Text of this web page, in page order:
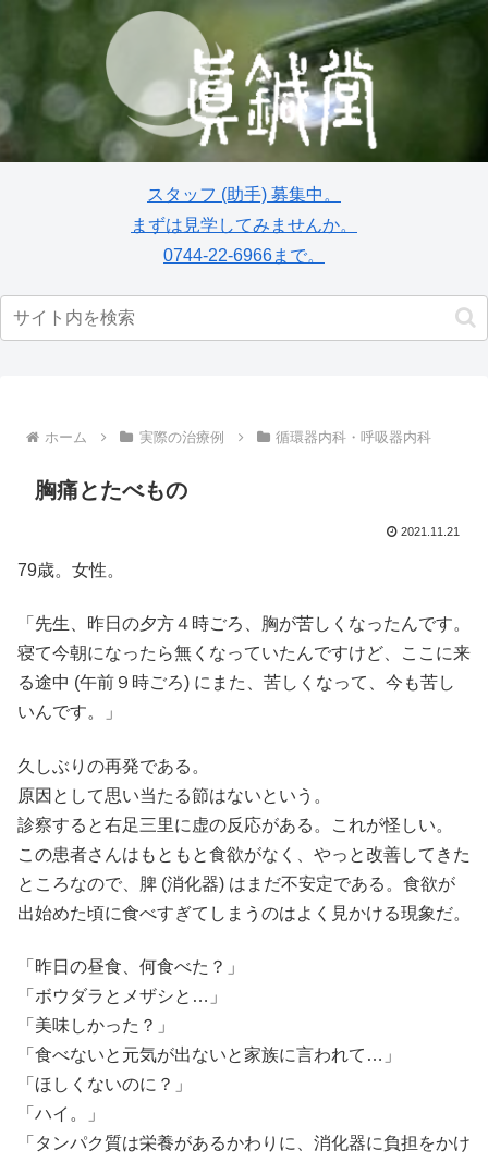
スタッフ (助手) 募集中。
まずは見学してみませんか。
0744-22-6966まで。
ホーム 実際の治療例 循環器内科・呼吸器内科
胸痛とたべもの
2021.11.21
79歳。女性。
「先生、昨日の夕方４時ごろ、胸が苦しくなったんです。
寝て今朝になったら無くなっていたんですけど、ここに来
る途中 (午前９時ごろ) にまた、苦しくなって、今も苦し
いんです。」
久しぶりの再発である。
原因として思い当たる節はないという。
診察すると右足三里に虚の反応がある。これが怪しい。
この患者さんはもともと食欲がなく、やっと改善してきた
ところなので、脾 (消化器) はまだ不安定である。食欲が
出始めた頃に食べすぎてしまうのはよく見かける現象だ。
「昨日の昼食、何食べた？」
「ボウダラとメザシと…」
「美味しかった？」
「食べないと元気が出ないと家族に言われて…」
「ほしくないのに？」
「ハイ。」
「タンパク質は栄養があるかわりに、消化器に負担をかけ